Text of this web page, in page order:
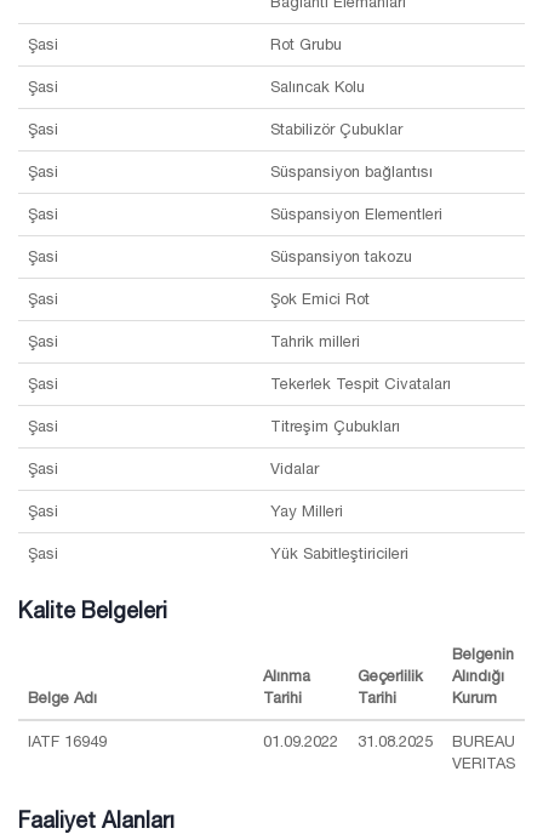
Şasi Rot Grubu
Şasi Salıncak Kolu
Şasi Stabilizör Çubuklar
Şasi Süspansiyon bağlantısı
Şasi Süspansiyon Elementleri
Şasi Süspansiyon takozu
Şasi Şok Emici Rot
Şasi Tahrik milleri
Şasi Tekerlek Tespit Civataları
Şasi Titreşim Çubukları
Şasi Vidalar
Şasi Yay Milleri
Şasi Yük Sabitleştiricileri
Kalite Belgeleri
Belge Adı
Alınma
Tarihi
Geçerlilik
Tarihi
Belgenin
Alındığı
Kurum
IATF 16949 01.09.2022 31.08.2025
BUREAU
VERITAS
Faaliyet Alanları